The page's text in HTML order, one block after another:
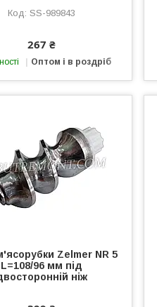
SS-989843
267 ₴
Оптом і в роздріб
Zelmer NR 5
L=108/96 мм під
ніж